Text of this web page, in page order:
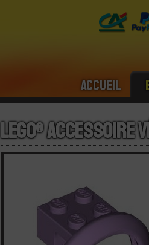
Accueil
LEGO® Accessoire